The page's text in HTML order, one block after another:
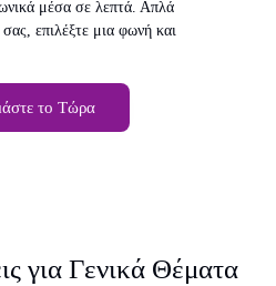
μέσα σε λεπτά. Απλά
επιλέξτε μια φωνή και
το Τώρα
για Γενικά Θέματα